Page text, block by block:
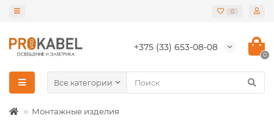
0
+375 (33) 653-08-08
0
Все категории
Монтажные изделия